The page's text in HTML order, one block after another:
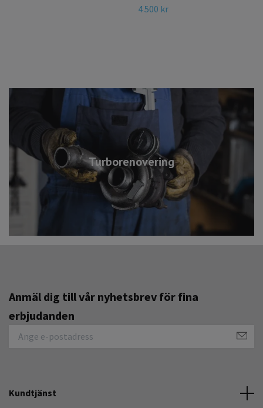
Turborenovering
4 500 kr
Anmäl dig till vår nyhetsbrev för fina
erbjudanden
Kundtjänst